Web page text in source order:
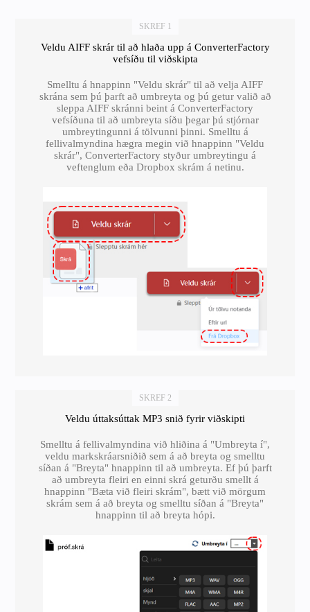
SKREF 1
Veldu AIFF skrár til að hlaða upp á ConverterFactory
vefsíðu til viðskipta
Smelltu á hnappinn "Veldu skrár" til að velja AIFF
skrána sem þú þarft að umbreyta og þú getur valið að
sleppa AIFF skránni beint á ConverterFactory
vefsíðuna til að umbreyta síðu þegar þú stjórnar
umbreytingunni á tölvunni þinni. Smelltu á
fellivalmyndina hægra megin við hnappinn "Veldu
skrár", ConverterFactory styður umbreytingu á
veftenglum eða Dropbox skrám á netinu.
SKREF 2
Veldu úttaksúttak MP3 snið fyrir viðskipti
Smelltu á fellivalmyndina við hliðina á "Umbreyta í",
veldu markskráarsniðið sem á að breyta og smelltu
síðan á "Breyta" hnappinn til að umbreyta. Ef þú þarft
að umbreyta fleiri en einni skrá geturðu smellt á
hnappinn "Bæta við fleiri skrám", bætt við mörgum
skrám sem á að breyta og smelltu síðan á "Breyta"
hnappinn til að breyta hópi.